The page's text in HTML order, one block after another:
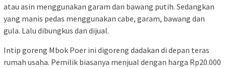
atau asin menggunakan garam dan bawang putih. Sedangkan
yang manis pedas menggunakan cabe, garam, bawang dan
gula. Lalu dibungkus dan dijual.
Intip goreng Mbok Poer ini digoreng dadakan di depan teras
rumah usaha. Pemilik biasanya menjual dengan harga Rp20.000